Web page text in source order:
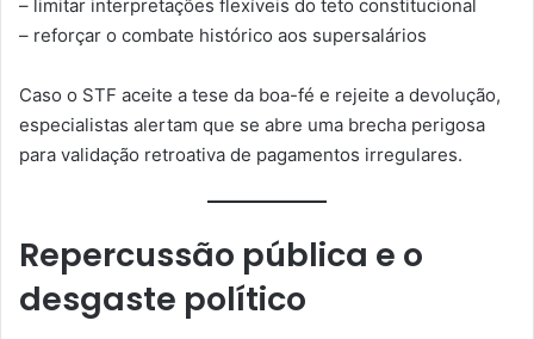
– limitar interpretações flexíveis do teto constitucional
– reforçar o combate histórico aos supersalários
Caso o STF aceite a tese da boa-fé e rejeite a devolução,
especialistas alertam que se abre uma brecha perigosa
para validação retroativa de pagamentos irregulares.
Repercussão pública e o
desgaste político